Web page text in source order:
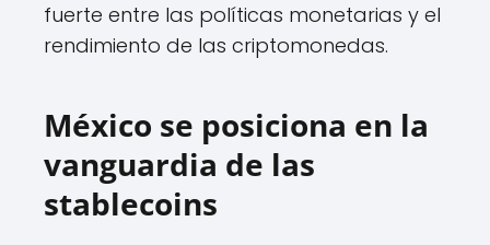
fuerte entre las políticas monetarias y el
rendimiento de las criptomonedas.
México se posiciona en la
vanguardia de las
stablecoins